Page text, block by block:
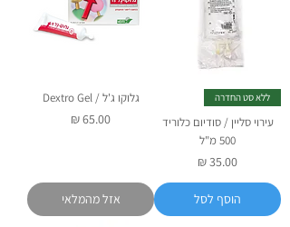
ללא סט החדרה
עירוי סליין / סודיום כלוריד
500 מ"ל
מחיר
הוסף לסל
גלוקו ג'ל / Dextro Gel
מחיר
אזל מהמלאי